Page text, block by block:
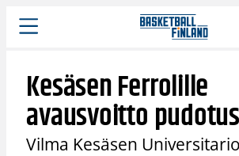
Siirry
sisältöön
Kesäsen Ferrolille
avausvoitto
Vilma Kesäsen